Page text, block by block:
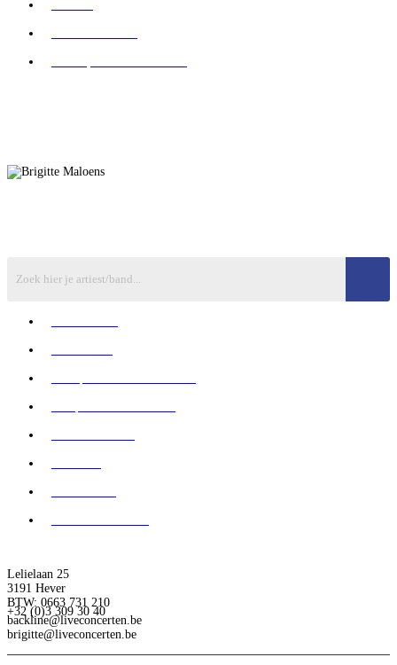
Lelielaan 25
3191 Hever
BTW: 0663 731 210
+32 (0)3 309 30 40
backline@liveconcerten.be
brigitte@liveconcerten.be